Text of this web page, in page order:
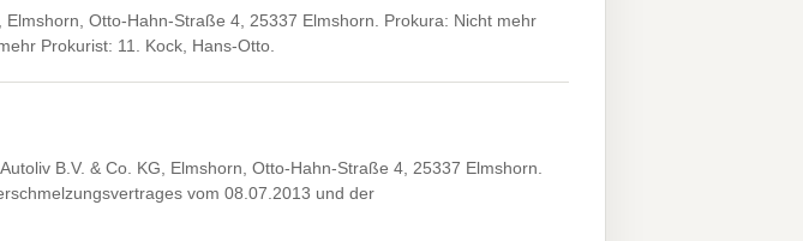
Elmshorn, Otto-Hahn-Straße 4, 25337 Elmshorn. Prokura: Nicht mehr
Prokurist: 11. Kock, Hans-Otto.
B.V. & Co. KG, Elmshorn, Otto-Hahn-Straße 4, 25337 Elmshorn.
vom 08.07.2013 und der